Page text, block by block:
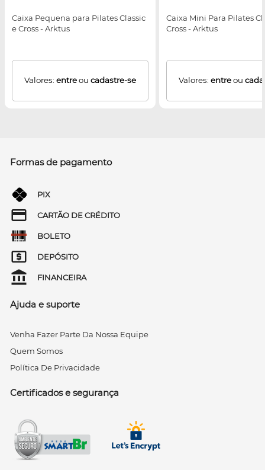
Caixa Pequena para Pilates Classic
e Cross - Arktus
Valores: entreou cadastre-se
Caixa Mini Para Pilates
Cross - Arktus
Valores: entreou
Formas de pagamento
PIX
CARTÃO DE CRÉDITO
BOLETO
DEPÓSITO
FINANCEIRA
Ajuda e suporte
Venha Fazer Parte Da Nossa Equipe
Quem Somos
Política De Privacidade
Certificados e segurança